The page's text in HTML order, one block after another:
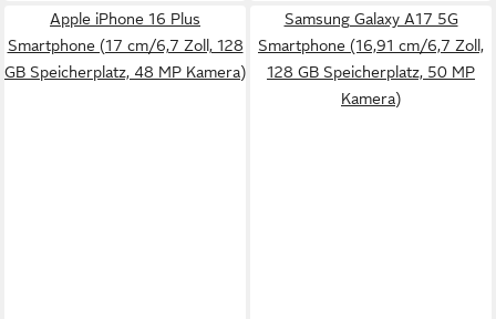
Apple iPhone 16 Plus
Smartphone (17 cm/6,7 Zoll, 128
GB Speicherplatz, 48 MP Kamera)
Samsung Galaxy A17 5G
Smartphone (16,91 cm/6,7 Zoll,
128 GB Speicherplatz, 50 MP
Kamera)